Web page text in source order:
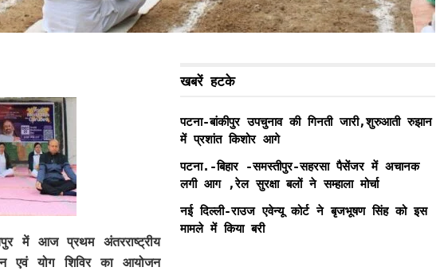
खबरें हटके
पटना-बांकीपुर उपचुनाव की गिनती जारी,शुरुआती रुझान
में प्रशांत किशोर आगे
पटना.-बिहार -समस्तीपुर-सहरसा पैसेंजर में अचानक
लगी आग ,रेल सुरक्षा बलों ने सम्हाला मोर्चा
नई दिल्ली-राउज एवेन्यू कोर्ट ने बृजभूषण सिंह को इस
मामले में किया बरी
में आज प्रथम अंतरराष्ट्रीय
एवं योग शिविर का आयोजन